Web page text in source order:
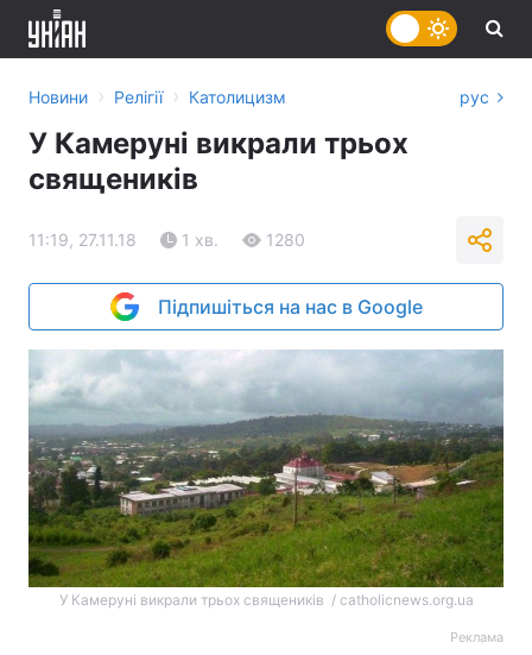
Новини › Релігії › Католицизм рус
У Камеруні викрали трьох
священиків
11:19, 27.11.18 1 хв. 1280
Підпишіться на нас в Google
У Камеруні викрали трьох священиків / catholicnews.org.ua
Реклама